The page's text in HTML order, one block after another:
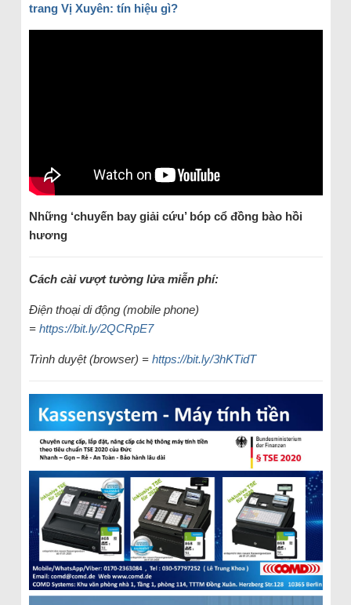
trang Vị Xuyên: tín hiệu gì?
Những ‘chuyến bay giải cứu’ bóp cổ đồng bàohồi
hương
Cách cài vượt tường lửa miễn phí:
Điện thoại di động (mobile phone)
= https://bit.ly/2QCRpE7
Trình duyệt (browser) = https://bit.ly/3hKTidT